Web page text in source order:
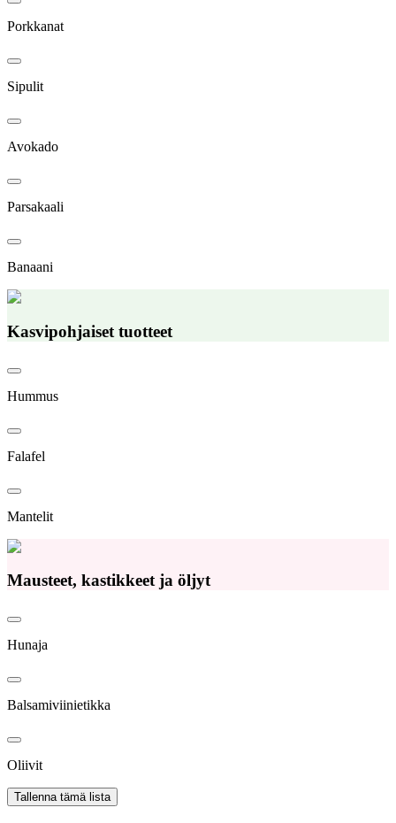
Porkkanat
Sipulit
Avokado
Parsakaali
Banaani
Kasvipohjaiset tuotteet
Hummus
Falafel
Mantelit
Mausteet, kastikkeet ja öljyt
Hunaja
Balsamiviinietikka
Oliivit
Tallenna tämä lista